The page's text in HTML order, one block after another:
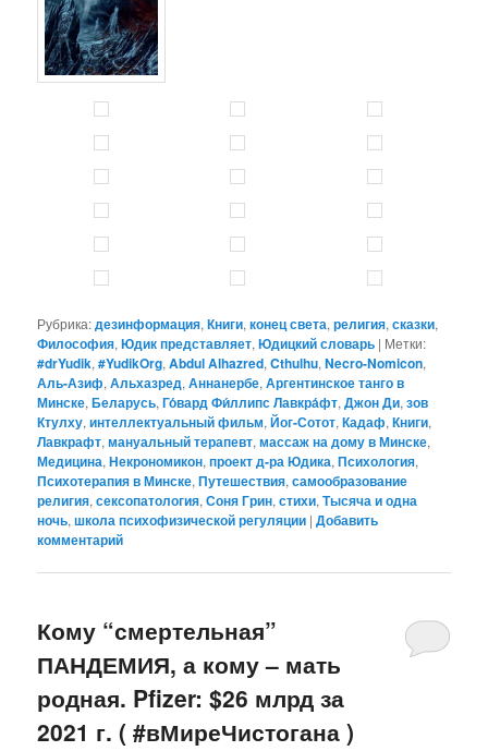
Рубрика:дезинформация,Книги,конец света,религия,сказки,
Философия,Юдик представляет,Юдицкий словарь | Метки:
#‎drYudik,#YudikOrg,Abdul Alhazred,Cthulhu,Necro-Nomicon,
Аль-Азиф,Альхазред,Аннанербе,Аргентинское танго в
Минске,Беларусь,Го́вард Фи́ллипс Лавкра́фт,Джон Ди,зов
Ктулху,интеллектуальный фильм,Йог-Сотот,Кадаф,Книги,
Лавкрафт,мануальный терапевт,массаж на дому в Минске,
Медицина,Некрономикон,проект д-ра Юдика,Психология,
Психотерапия в Минске,Путешествия,самообразование
религия,сексопатология,Соня Грин,стихи,Тысяча и одна
ночь,школа психофизической регуляции |Добавить
комментарий
Кому “смертельная”
ПАНДЕМИЯ, а кому – мать
родная. Pfizer: $26 млрд за
2021 г. ( #вМиреЧистогана )